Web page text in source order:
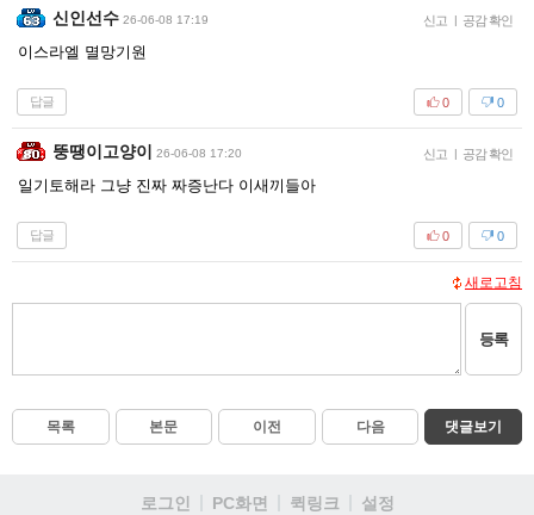
신인선수 26-06-08 17:19 신고 | 공감 확인
이스라엘 멸망기원
답글 0
0
뚱땡이고양이 26-06-08 17:20 신고 | 공감 확인
일기토해라 그냥 진짜 짜증난다 이새끼들아
답글 0
0
새로고침
등록
목록 본문 이전 다음 댓글보기
로그인 PC화면 퀵링크 설정